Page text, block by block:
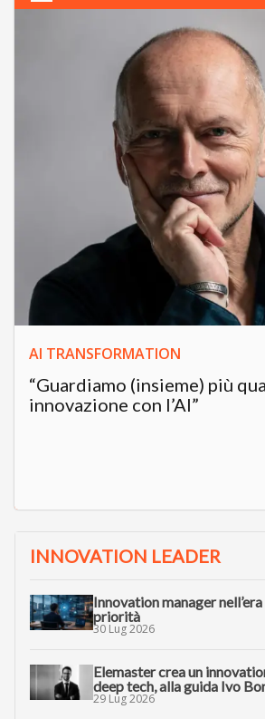
AI TRANSFORMATION
“Guardiamo (insieme) più
innovazione con l’AI”
INNOVATION LEADER
Innovation manager
priorità
30 Lug 2026
Elemaster crea un
deep tech, alla guida Ivo
29 Lug 2026